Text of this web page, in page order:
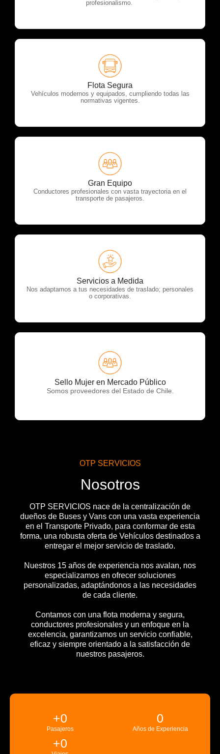
profesionalismo.
Flota Segura
Vehículos modernos y equipados, cumpliendo todas las
normativas vigentes.
OTP Servicios
Gran Equipo
Conductores profesionales con vasta trayectoria en el
transporte de pasajeros.
OTP Servicios
Servicios a Medida
Nos adaptamos a tus necesidades de traslado; personales
o corporativas.
OTP Servicios
Sello Mujer en Mercado Público
Somos proveedores del Estado de Chile.
OTP Servicios
OTP SERVICIOS
Nosotros
OTP SERVICIOS nace de la centralización de
dueños de Buses y Vans con una vasta experiencia
en el Transporte Privado, para conformar de esta
forma, una robusta oferta de Vehículos destinados a
entregar el mejor servicio de traslado.
Nuestros 15 años de experiencia nos avalan, nos
especializamos en ofrecer soluciones
personalizadas, adaptándonos a las necesidades
de cada cliente.
Contamos con una flota moderna y segura,
conductores profesionales y un enfoque en la
excelencia, garantizamos un servicio confiable,
eficaz y siempre orientado a la satisfacción de
nuestros pasajeros.
Pasajeros
+0
Años de Experiencia
0
+0